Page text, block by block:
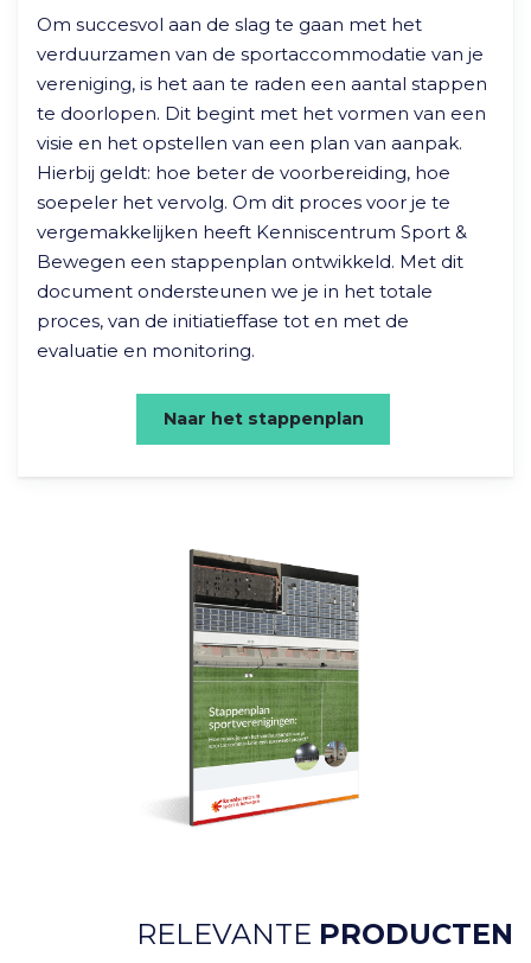
Om succesvol aan de slag te gaan met het
verduurzamen van de sportaccommodatie van je
vereniging, is het aan te raden een aantal stappen
te doorlopen. Dit begint met het vormen van een
visie en het opstellen van een plan van aanpak.
Hierbij geldt: hoe beter de voorbereiding, hoe
soepeler het vervolg. Om dit proces voor je te
vergemakkelijken heeft Kenniscentrum Sport &
Bewegen een stappenplan ontwikkeld. Met dit
document ondersteunen we je in het totale
proces, van de initiatieffase tot en met de
evaluatie en monitoring.
Naar het stappenplan
RELEVANTE PRODUCTEN